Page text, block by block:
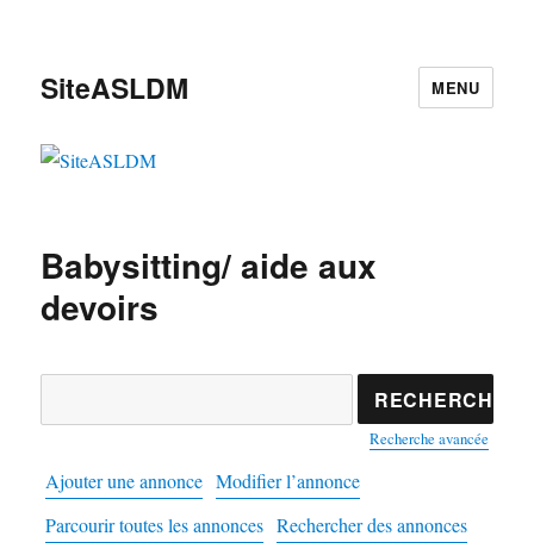
SiteASLDM MENU
Babysitting/ aide aux
devoirs
Recherche avancée
Ajouter une annonce Modifier l’annonce
Parcourir toutes les annonces Rechercher des annonces